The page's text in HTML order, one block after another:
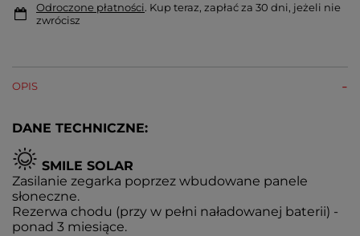
Odroczone płatności. Kup teraz, zapłać za 30 dni, jeżeli nie
zwrócisz
OPIS
DANE TECHNICZNE:
SMILE SOLAR
Zasilanie zegarka poprzez wbudowane panele
słoneczne.
Rezerwa chodu (przy w pełni naładowanej baterii) -
ponad 3 miesiące.